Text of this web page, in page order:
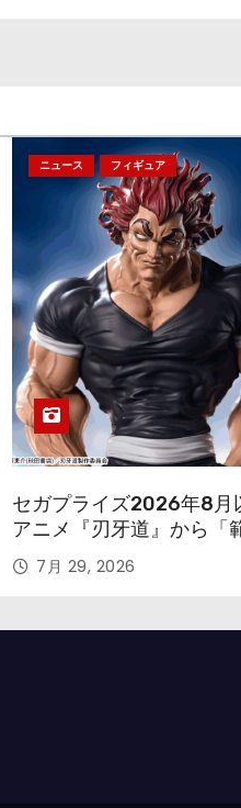
ニュース フィギュア
セガプライズ2026年8月
アニメ『刃牙道』から「
次郎」が登場ッッ!!
7月 29, 2026